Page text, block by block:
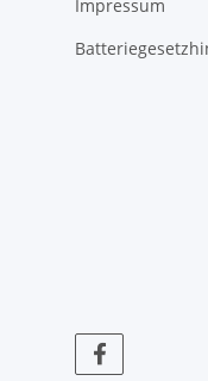
Impressum